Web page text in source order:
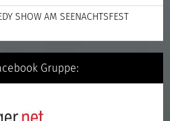
SHOW AM SEENACHTSFEST
Gruppe: